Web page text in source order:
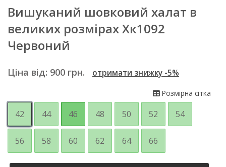
Вишуканий шовковий халат в
великих розмірах Хк1092
Червоний
Ціна від: 900 грн. отримати знижку -5%
Розмірна сітка
42 44 46 48 50 52 54
56 58 60 62 64 66